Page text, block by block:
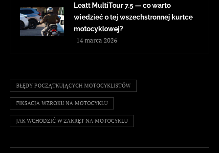
Leatt MultiTour 7.5 — co warto
wiedzieć o tej wszechstronnej kurtce
motocyklowej?
14 marca 2026
BŁĘDY POCZĄTKUJĄCYCH MOTOCYKLISTÓW
FIKSACJA WZROKU NA MOTOCYKLU
JAK WCHODZIĆ W ZAKRĘT NA MOTOCYKLU